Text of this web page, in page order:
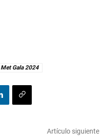
Met Gala 2024
Artículo siguiente